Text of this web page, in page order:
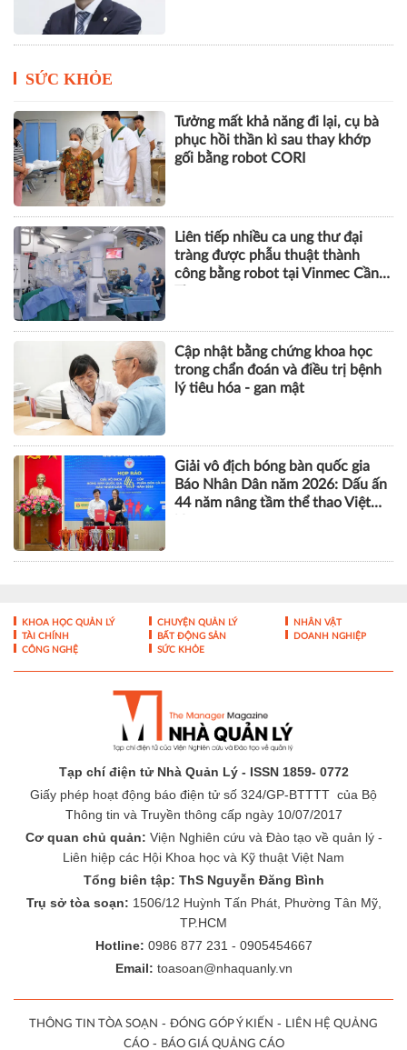
SỨC KHỎE
Tưởng mất khả năng đi lại, cụ bà
phục hồi thần kì sau thay khớp
gối bằng robot CORI
Liên tiếp nhiều ca ung thư đại
tràng được phẫu thuật thành
công bằng robot tại Vinmec Cần
Cập nhật bằng chứng khoa học
trong chẩn đoán và điều trị bệnh
lý tiêu hóa - gan mật
Giải vô địch bóng bàn quốc gia
Báo Nhân Dân năm 2026: Dấu ấn
44 năm nâng tầm thể thao Việt
KHOA HỌC QUẢN LÝ CHUYỆN QUẢN LÝ
NHÂN VẬT
TÀI CHÍNH
BẤT ĐỘNG SẢN
DOANH NGHIỆP
CÔNG NGHỆ
SỨC KHỎE
Tạp chí điện tử Nhà Quản Lý - ISSN 1859- 0772
Giấy phép hoạt động báo điện tử số 324/GP-BTTTT của Bộ
Thông tin và Truyền thông cấp ngày 10/07/2017
Cơ quan chủ quản: Viện Nghiên cứu và Đào tạo về quản lý -
Liên hiệp các Hội Khoa học và Kỹ thuật Việt Nam
Tổng biên tập: ThS Nguyễn Đăng Bình
Trụ sở tòa soạn: 1506/12 Huỳnh Tấn Phát, Phường Tân Mỹ,
TP.HCM
Hotline: 0986 877 231 - 0905454667
Email: toasoan@nhaquanly.vn
THÔNG TIN TÒA SOẠN - ĐÓNG GÓP Ý KIẾN -
LIÊN HỆ QUẢNG
CÁO- BÁO GIÁ QUẢNG CÁO